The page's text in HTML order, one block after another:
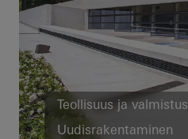
Teollisuus ja valmistus
Uudisrakentaminen